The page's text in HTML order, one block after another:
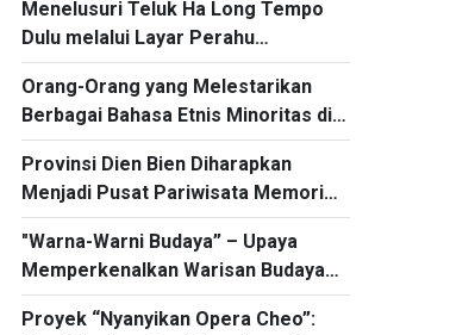
Menelusuri Teluk Ha Long Tempo
Dulu melalui Layar Perahu
Berdinding Tiga
Orang-Orang yang Melestarikan
Berbagai Bahasa Etnis Minoritas di
Daerah Tay Nguyen Secara Diam-
Diam
Provinsi Dien Bien Diharapkan
Menjadi Pusat Pariwisata Memori
dan Pengalaman Budaya
"Warna-Warni Budaya” – Upaya
Memperkenalkan Warisan Budaya
yang Berharga kepada Publik
Proyek “Nyanyikan Opera Cheo”: